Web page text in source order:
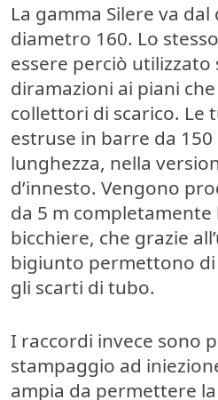
La gamma Silere va
diametro 160. Lo
essere perciò utilizzato
diramazioni ai piani
collettori di scarico. Le
estruse in barre da
lunghezza, nella
d’innesto. Vengono
da 5 m completamente
bicchiere, che grazie
bigiunto permettono
gli scarti di tubo.
I raccordi invece sono
stampaggio ad
ampia da permettere